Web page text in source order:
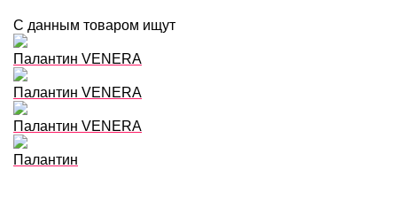
С данным товаром ищут
Палантин VENERA
Палантин VENERA
Палантин VENERA
Палантин